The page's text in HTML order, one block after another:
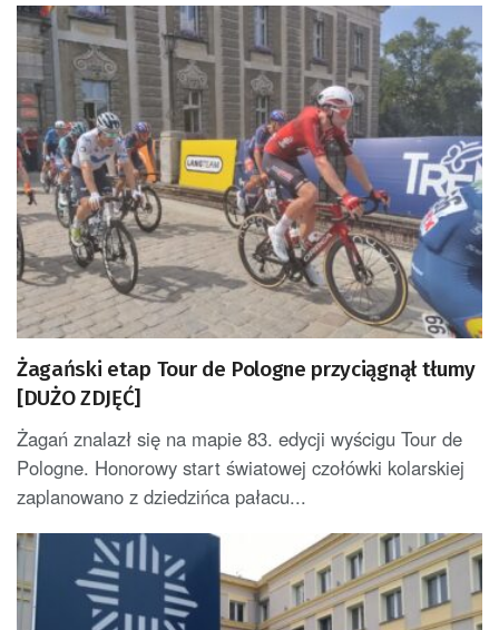
Żagański etap Tour de Pologne przyciągnął tłumy
[DUŻO ZDJĘĆ]
Żagań znalazł się na mapie 83. edycji wyścigu Tour de
Pologne. Honorowy start światowej czołówki kolarskiej
zaplanowano z dziedzińca pałacu...